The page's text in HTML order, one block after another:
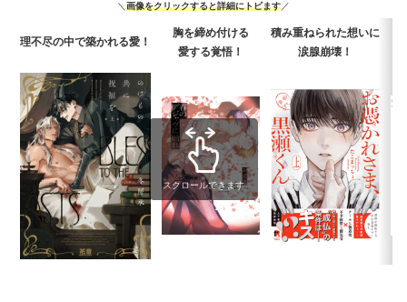
＼画像をクリックすると詳細にトビます／
理不尽の中で築かれる愛！
胸を締め付ける
愛する覚悟！
積み重ねられた想いに
涙腺崩壊！
スクロールできます